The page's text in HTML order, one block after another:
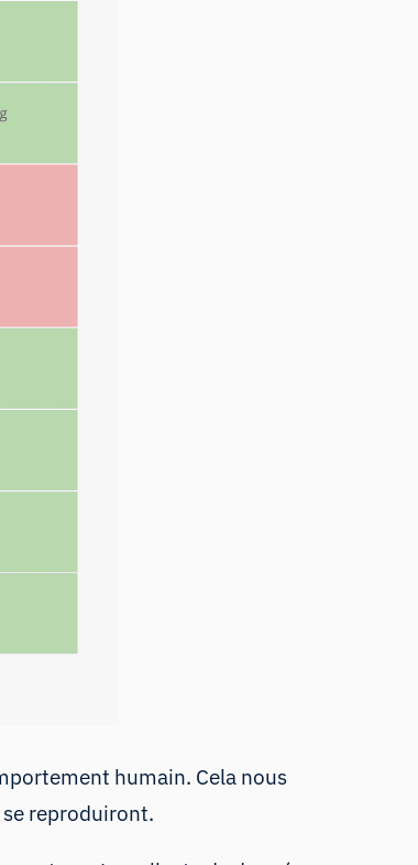
humain. Cela nous
reproduiront.